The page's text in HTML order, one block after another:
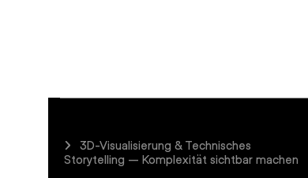
3D-Visualisierung & Technisches
Storytelling – Komplexität sichtbar machen